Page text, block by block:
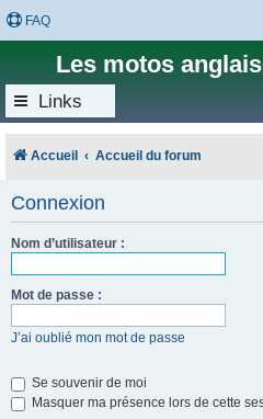
FAQ
Les motos
Links
Accueil Accueil du forum
Connexion
Nom d’utilisateur :
Mot de passe :
J’ai oublié mon mot de passe
Se souvenir de moi
Masquer ma présence lors de cette